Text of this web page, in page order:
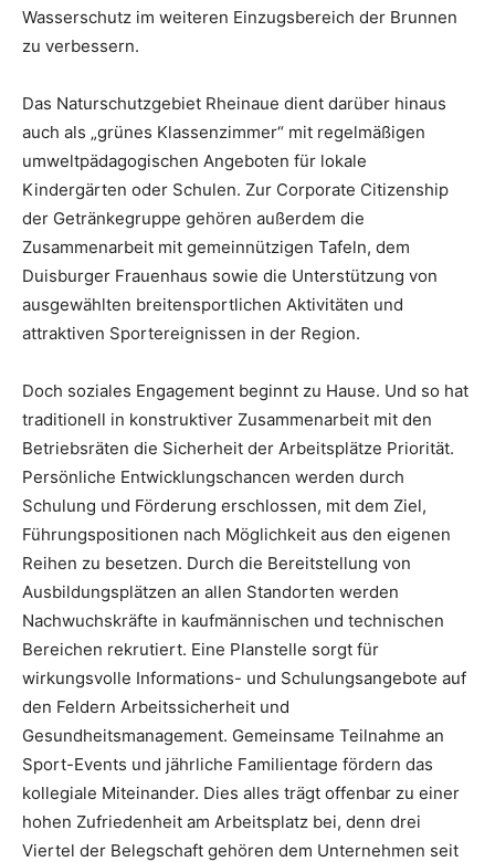
Wasserschutz im weiteren Einzugsbereich der Brunnen
zu verbessern.
Das Naturschutzgebiet Rheinaue dient darüber hinaus
auch als „grünes Klassenzimmer“ mit regelmäßigen
umweltpädagogischen Angeboten für lokale
Kindergärten oder Schulen. Zur Corporate Citizenship
der Getränkegruppe gehören außerdem die
Zusammenarbeit mit gemeinnützigen Tafeln, dem
Duisburger Frauenhaus sowie die Unterstützung von
ausgewählten breitensportlichen Aktivitäten und
attraktiven Sportereignissen in der Region.
Doch soziales Engagement beginnt zu Hause. Und so hat
traditionell in konstruktiver Zusammenarbeit mit den
Betriebsräten die Sicherheit der Arbeitsplätze Priorität.
Persönliche Entwicklungschancen werden durch
Schulung und Förderung erschlossen, mit dem Ziel,
Führungspositionen nach Möglichkeit aus den eigenen
Reihen zu besetzen. Durch die Bereitstellung von
Ausbildungsplätzen an allen Standorten werden
Nachwuchskräfte in kaufmännischen und technischen
Bereichen rekrutiert. Eine Planstelle sorgt für
wirkungsvolle Informations- und Schulungsangebote auf
den Feldern Arbeitssicherheit und
Gesundheitsmanagement. Gemeinsame Teilnahme an
Sport-Events und jährliche Familientage fördern das
kollegiale Miteinander. Dies alles trägt offenbar zu einer
hohen Zufriedenheit am Arbeitsplatz bei, denn drei
Viertel der Belegschaft gehören dem Unternehmen seit